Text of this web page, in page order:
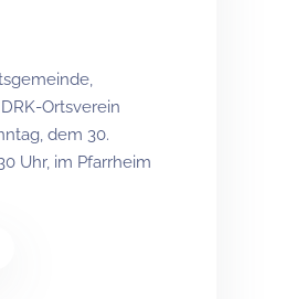
Ortsverein
dem 30.
Uhr, im Pfarrheim